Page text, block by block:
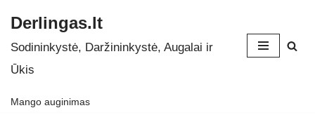
Skip
to
Derlingas.lt
Sodininkystė, Daržininkystė, Augalai ir
Ūkis
Mango auginimas